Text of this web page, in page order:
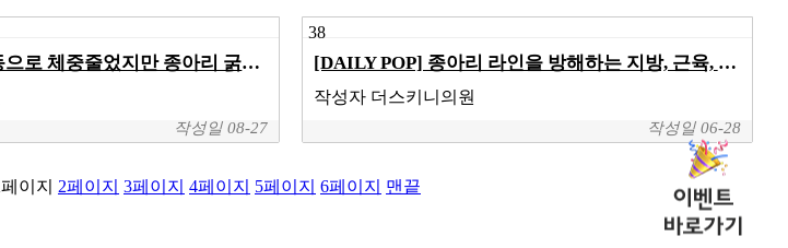
[메디칼트리뷴] 운동으로 체중줄었지만 종아리 굵어졌다면
작성일 08-27
38
[DAILY POP] 종아리 라인을 방해하는 지방, 근육, 붓기 제거하는 방법은?
작성자 더스키니의원
작성일 06-28
페이지 2페이지 3페이지 4페이지 5페이지 6페이지 맨끝